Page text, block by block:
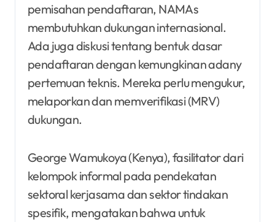
pemisahan pendaftaran, NAMAs
membutuhkan dukungan internasional.
Ada juga diskusi tentang bentuk dasar
pendaftaran dengan kemungkinan adany
pertemuan teknis. Mereka perlu mengukur,
melaporkan dan memverifikasi (MRV)
dukungan.
George Wamukoya (Kenya), fasilitator dari
kelompok informal pada pendekatan
sektoral kerjasama dan sektor tindakan
spesifik, mengatakan bahwa untuk